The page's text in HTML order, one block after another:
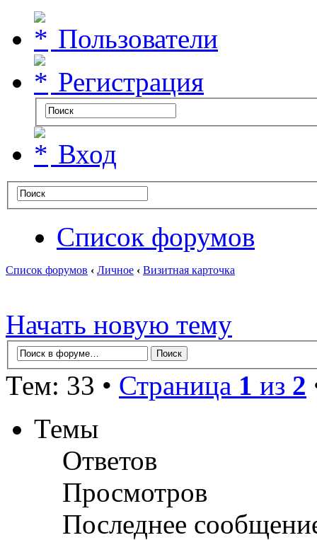
Пользователи
Регистрация
Вход
Список форумов
Список форумов ‹ Личное ‹ Визитная карточка
Начать новую тему
Тем: 33 • Страница 1 из 2
Темы
Ответов
Просмотров
Последнее